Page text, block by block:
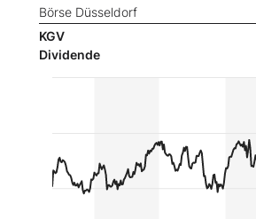
Börse Düsseldorf
KGV
Dividende